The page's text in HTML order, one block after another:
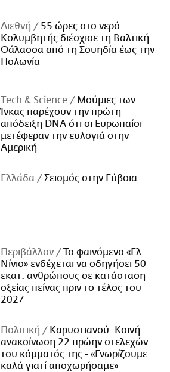
Διεθνή
55 ώρες στο νερό:
Κολυμβητής διέσχισε τη Βαλτική
Θάλασσα από τη Σουηδία έως την
Πολωνία
Τech & Science
Μούμιες των
Ίνκας παρέχουν την πρώτη
απόδειξη DNA ότι οι Ευρωπαίοι
μετέφεραν την ευλογιά στην
Αμερική
Ελλάδα Σεισμός στην Εύβοια
Περιβάλλον
Το φαινόμενο «Ελ
Νίνιο» ενδέχεται να οδηγήσει 50
εκατ. ανθρώπους σε κατάσταση
οξείας πείνας πριν το τέλος του
2027
Πολιτική
Καρυστιανού: Κοινή
ανακοίνωση 22 πρώην στελεχών
του κόμματός της - «Γνωρίζουμε
καλά γιατί αποχωρήσαμε»